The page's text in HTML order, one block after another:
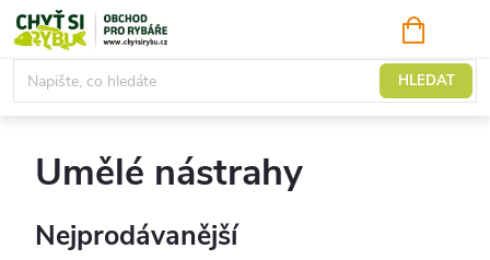
Přejít
na
obsah
HLEDAT
KOŠÍK
Sumci
Umělé nástrahy
Nejprodávanější